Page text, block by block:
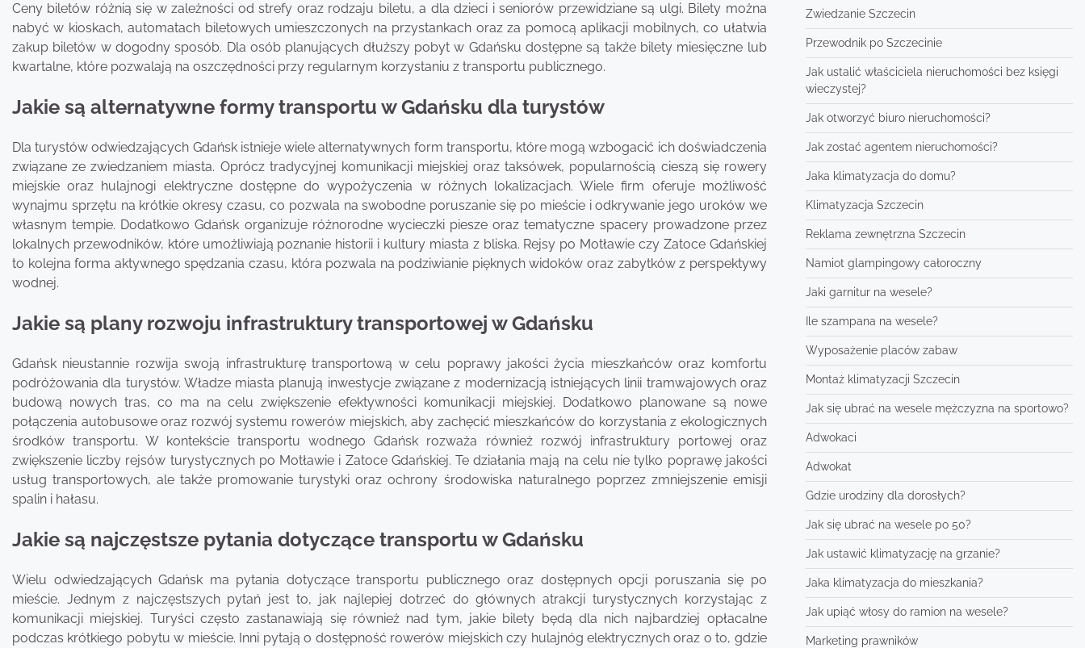
Ceny biletów różnią się w zależności od strefy oraz rodzaju biletu, a dla dzieci i seniorów przewidziane są ulgi. Bilety można
nabyć w kioskach, automatach biletowych umieszczonych na przystankach oraz za pomocą aplikacji mobilnych, co ułatwia
zakup biletów w dogodny sposób. Dla osób planujących dłuższy pobyt w Gdańsku dostępne są także bilety miesięczne lub
kwartalne, które pozwalają na oszczędności przy regularnym korzystaniu z transportu publicznego.
Jakie są alternatywne formy transportu w Gdańsku dla turystów
Dla turystów odwiedzających Gdańsk istnieje wiele alternatywnych form transportu, które mogą wzbogacić ich doświadczenia
związane ze zwiedzaniem miasta. Oprócz tradycyjnej komunikacji miejskiej oraz taksówek, popularnością cieszą się rowery
miejskie oraz hulajnogi elektryczne dostępne do wypożyczenia w różnych lokalizacjach. Wiele firm oferuje możliwość
wynajmu sprzętu na krótkie okresy czasu, co pozwala na swobodne poruszanie się po mieście i odkrywanie jego uroków we
własnym tempie. Dodatkowo Gdańsk organizuje różnorodne wycieczki piesze oraz tematyczne spacery prowadzone przez
lokalnych przewodników, które umożliwiają poznanie historii i kultury miasta z bliska. Rejsy po Motławie czy Zatoce Gdańskiej
to kolejna forma aktywnego spędzania czasu, która pozwala na podziwianie pięknych widoków oraz zabytków z perspektywy
wodnej.
Jakie są plany rozwoju infrastruktury transportowej w Gdańsku
Gdańsk nieustannie rozwija swoją infrastrukturę transportową w celu poprawy jakości życia mieszkańców oraz komfortu
podróżowania dla turystów. Władze miasta planują inwestycje związane z modernizacją istniejących linii tramwajowych oraz
budową nowych tras, co ma na celu zwiększenie efektywności komunikacji miejskiej. Dodatkowo planowane są nowe
połączenia autobusowe oraz rozwój systemu rowerów miejskich, aby zachęcić mieszkańców do korzystania z ekologicznych
środków transportu. W kontekście transportu wodnego Gdańsk rozważa również rozwój infrastruktury portowej oraz
zwiększenie liczby rejsów turystycznych po Motławie i Zatoce Gdańskiej. Te działania mają na celu nie tylko poprawę jakości
usług transportowych, ale także promowanie turystyki oraz ochrony środowiska naturalnego poprzez zmniejszenie emisji
spalin i hałasu.
Jakie są najczęstsze pytania dotyczące transportu w Gdańsku
Wielu odwiedzających Gdańsk ma pytania dotyczące transportu publicznego oraz dostępnych opcji poruszania się po
mieście. Jednym z najczęstszych pytań jest to, jak najlepiej dotrzeć do głównych atrakcji turystycznych korzystając z
komunikacji miejskiej. Turyści często zastanawiają się również nad tym, jakie bilety będą dla nich najbardziej opłacalne
podczas krótkiego pobytu w mieście. Inni pytają o dostępność rowerów miejskich czy hulajnóg elektrycznych oraz o to, gdzie
Zwiedzanie Szczecin
Przewodnik po Szczecinie
Jak ustalić właściciela nieruchomości bez księgi
wieczystej?
Jak otworzyć biuro nieruchomości?
Jak zostać agentem nieruchomości?
Jaka klimatyzacja do domu?
Klimatyzacja Szczecin
Reklama zewnętrzna Szczecin
Namiot glampingowy całoroczny
Jaki garnitur na wesele?
Ile szampana na wesele?
Wyposażenie placów zabaw
Montaż klimatyzacji Szczecin
Jak się ubrać na wesele mężczyzna na sportowo?
Adwokaci
Adwokat
Gdzie urodziny dla dorosłych?
Jak się ubrać na wesele po 50?
Jak ustawić klimatyzację na grzanie?
Jaka klimatyzacja do mieszkania?
Jak upiąć włosy do ramion na wesele?
Marketing prawników